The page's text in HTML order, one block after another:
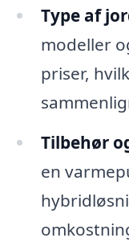
Type af
modeller
priser,
Tilbehør
en